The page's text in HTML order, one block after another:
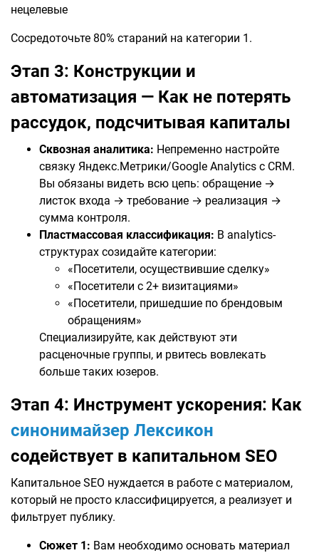
нецелевые
Сосредоточьте 80% стараний на категории 1.
Этап 3: Конструкции и
автоматизация — Как не потерять
рассудок, подсчитывая капиталы
Сквозная аналитика: Непременно настройте
связку Яндекс.Метрики/Google Analytics с CRM.
Вы обязаны видеть всю цепь: обращение →
листок входа → требование → реализация →
сумма контроля.
Пластмассовая классификация: В analytics-
структурах созидайте категории:
«Посетители, осуществившие сделку»
«Посетители с 2+ визитациями»
«Посетители, пришедшие по брендовым
обращениям»
Специализируйте, как действуют эти
расценочные группы, и рвитесь вовлекать
больше таких юзеров.
Этап 4: Инструмент ускорения: Как
синонимайзер Лексикон
содействует в капитальном SEO
Капитальное SEO нуждается в работе с материалом,
который не просто классифицируется, а реализует и
фильтрует публику.
Сюжет 1: Вам необходимо основать материал